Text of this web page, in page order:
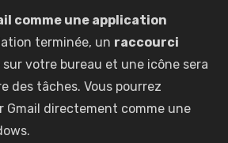
comme une application
terminée, un raccourci
sur votre bureau et une icône sera
des tâches. Vous pourrez
Gmail directement comme une